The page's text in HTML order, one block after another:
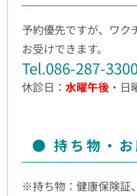
予約優先ですが、ワク
お受けできます。
Tel.086-287-
休診日： 水曜午後 ・日
持ち物・
※持ち物：健康保険証